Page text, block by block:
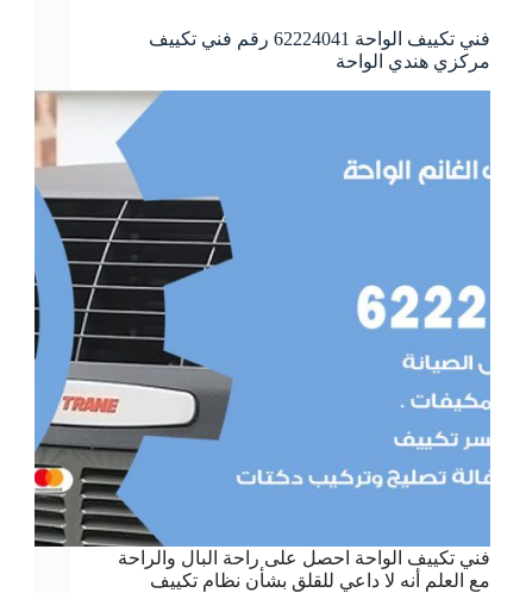
فني تكييف الواحة 62224041 رقم فني تكييف
مركزي هندي الواحة
فني تكييف الواحة احصل على راحة البال والراحة
مع العلم أنه لا داعي للقلق بشأن نظام تكييف